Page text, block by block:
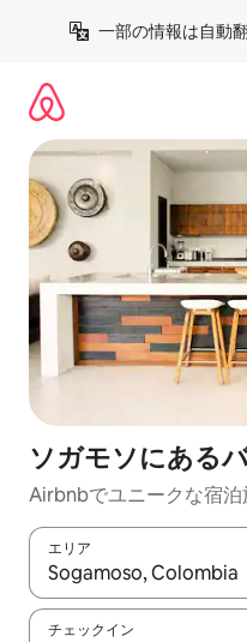
一部の情報は自動
ソガモソにある
Airbnbでユニークな宿泊
エリア
検索結果が表示されたら
チェックイン